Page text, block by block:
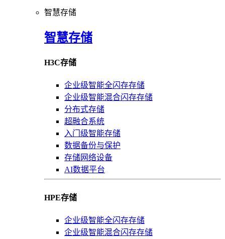
智慧存储
智慧存储
H3C存储
企业级智能全闪存存储
企业级智能混合闪存存储
分布式存储
超融合系统
入门级智能存储
数据备份与保护
存储网络设备
AI数据平台
HPE存储
企业级智能全闪存存储
企业级智能混合闪存存储